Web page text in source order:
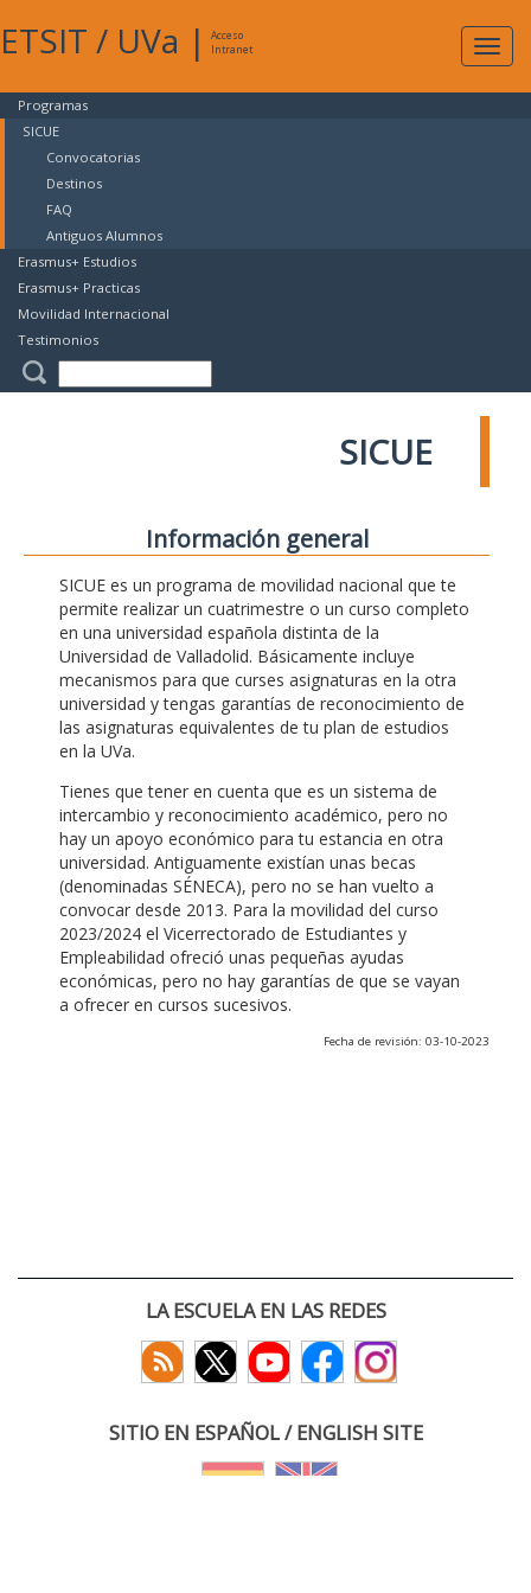
ETSIT / UVa |
Acceso
Intranet
Programas
SICUE
Convocatorias
Destinos
FAQ
Antiguos Alumnos
Erasmus+ Estudios
Erasmus+ Practicas
Movilidad Internacional
Testimonios
SICUE
Información general
SICUE es un programa de movilidad nacional que te
permite realizar un cuatrimestre o un curso completo
en una universidad española distinta de la
Universidad de Valladolid. Básicamente incluye
mecanismos para que curses asignaturas en la otra
universidad y tengas garantías de reconocimiento de
las asignaturas equivalentes de tu plan de estudios
en la UVa.
Tienes que tener en cuenta que es un sistema de
intercambio y reconocimiento académico, pero no
hay un apoyo económico para tu estancia en otra
universidad. Antiguamente existían unas becas
(denominadas SÉNECA), pero no se han vuelto a
convocar desde 2013. Para la movilidad del curso
2023/2024 el Vicerrectorado de Estudiantes y
Empleabilidad ofreció unas pequeñas ayudas
económicas, pero no hay garantías de que se vayan
a ofrecer en cursos sucesivos.
Fecha de revisión: 03-10-2023
LA ESCUELA EN LAS REDES
SITIO EN ESPAÑOL / ENGLISH SITE